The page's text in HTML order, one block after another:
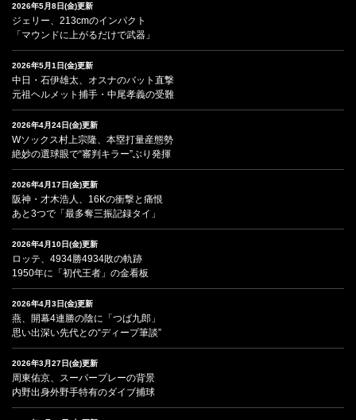
2026年5月8日(金)更新
ジェリー、213cmのインパクト
「マウンドに上がるだけで武器」
2026年5月1日(金)更新
中日・石伊雄太、オスナのバット直撃
元祖ヘルメット捕手・中尾孝義の受難
2026年4月24日(金)更新
Wソックス村上宗隆、本塁打量産態勢
絶妙の選球眼で“審判キラー”ぶり発揮
2026年4月17日(金)更新
阪神・才木浩人、16Kの衝撃と痛恨
あと3つで「最多奪三振記録タイ」
2026年4月10日(金)更新
ロッテ、4934勝4934敗の軌跡
1950年に「初代王者」の金看板
2026年4月3日(金)更新
燕、開幕4連勝の陰に「つば九郎」
思い出深い先代との“ディープ筆談”
2026年3月27日(金)更新
周東佑京、スーパープレーの背景
内野出身外野手特有のダイブ捕球